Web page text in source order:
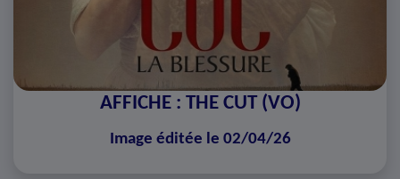
AFFICHE : THE CUT (VO)
Image éditée le 02/04/26